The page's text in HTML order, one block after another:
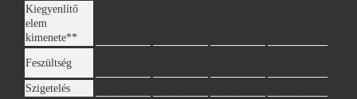
Kiegyenlítő
elem
kimenete**
Feszültség
Szigetelés